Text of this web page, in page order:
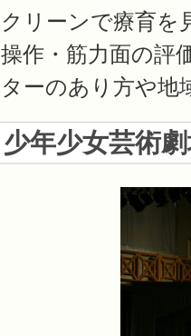
クリーンで療育を
操作・筋力面の評
ターのあり方や地
少年少女芸術